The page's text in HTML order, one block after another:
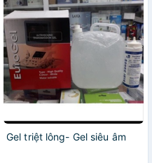
Gel triệt lông- Gel siêu âm